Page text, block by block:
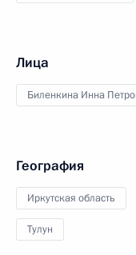
Лица
Биленкина Инна
География
Иркутская область
Тулун